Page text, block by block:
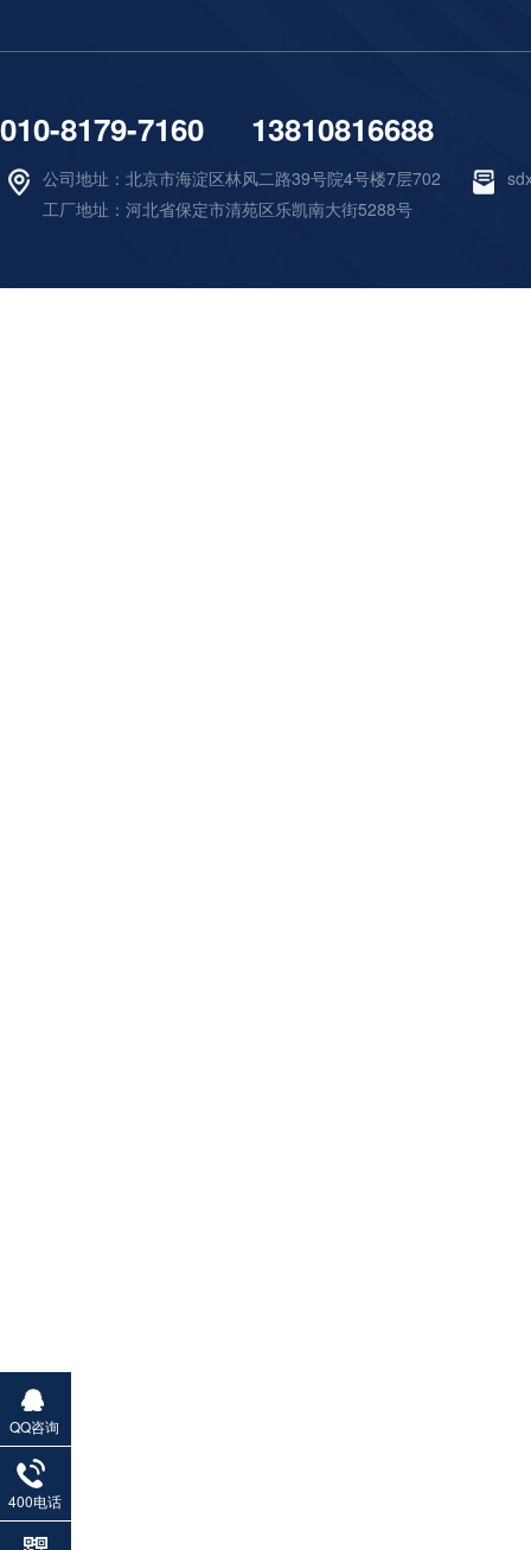
010-8179-7160 13810816688
公司地址：北京市海淀区林风二路39号院4号楼7层702
工厂地址：河北省保定市清苑区乐凯南大街5288号
QQ咨询
400电话